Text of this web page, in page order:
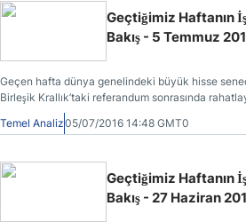
Geçtiğimiz Haftanın
Bakış - 5 Temmuz
Geçen hafta dünya genelindeki büyük hisse
Birleşik Krallık’taki referandum sonrasında
faydalanmak isteyen yatırımcıların geri dönmesi
yaşandığını görmekteyiz.
Temel Analiz05/07/2016 14:48 GMT0
Geçtiğimiz Haftanın
Bakış - 27 Haziran